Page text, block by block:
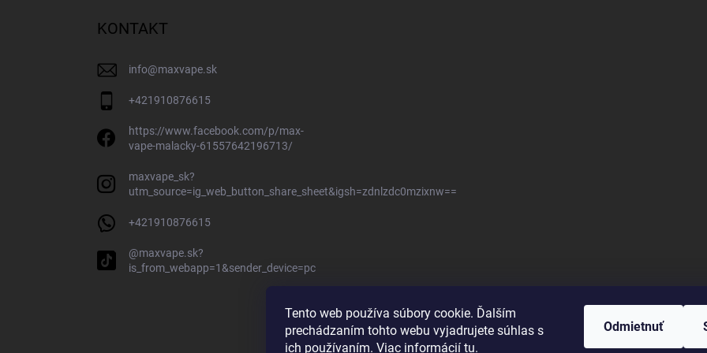
Tento web používa súbory cookie. Ďalším
prechádzaním tohto webu vyjadrujete súhlas s
ich používaním. Viac informácií tu.
Odmietnuť
KONTAKT
info@maxvape.sk
+421910876615
https://www.facebook.com/p/max-
vape-malacky-61557642196713/
maxvape_sk?
utm_source=ig_web_button_share_sheet&igsh=zdnlzdc0mzixnw==
+421910876615
@maxvape.sk?
is_from_webapp=1&sender_device=pc